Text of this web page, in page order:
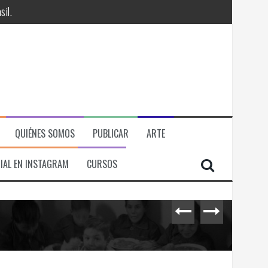
ECONOMICA Y POLITICA
QUIÉNES SOMOS PUBLICAR ARTE
EN INSTAGRAM CURSOS